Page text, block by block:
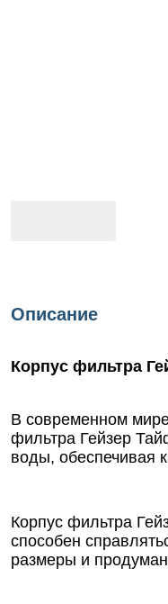
Описание
Корпус фильтра
В современном
фильтра Гейзер
воды, обеспечивая
Корпус фильтра
способен
размеры и